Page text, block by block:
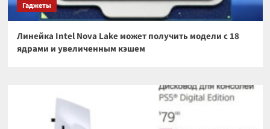
Гаджеты
Линейка Intel Nova Lake может получить модели с 18
ядрами и увеличенным кэшем